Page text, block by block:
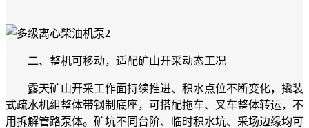
二、整机可移动，适配矿山开采动态工况
露天矿山开采工作面持续推进、积水点位不断变化，撬装
式疏水机组整体带钢制底座，可搭配拖车、叉车整体转运，不
用拆解管路泵体。矿坑不同台阶、临时积水坑、采场边缘均可